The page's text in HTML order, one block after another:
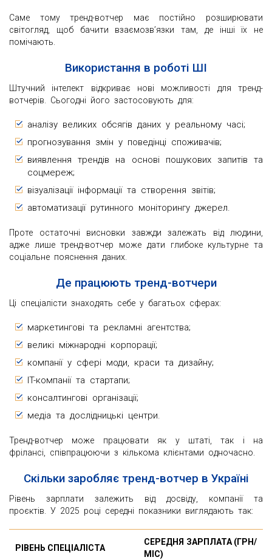
Саме тому тренд-вотчер має постійно розширювати
світогляд, щоб бачити взаємозв’язки там, де інші їх не
помічають.
Використання в роботі ШІ
Штучний інтелект відкриває нові можливості для тренд-
вотчерів. Сьогодні його застосовують для:
аналізу великих обсягів даних у реальному часі;
прогнозування змін у поведінці споживачів;
виявлення трендів на основі пошукових запитів та
соцмереж;
візуалізації інформації та створення звітів;
автоматизації рутинного моніторингу джерел.
Проте остаточні висновки завжди залежать від людини,
адже лише тренд-вотчер може дати глибоке культурне та
соціальне пояснення даних.
Де працюють тренд-вотчери
Ці спеціалісти знаходять себе у багатьох сферах:
маркетингові та рекламні агентства;
великі міжнародні корпорації;
компанії у сфері моди, краси та дизайну;
IT-компанії та стартапи;
консалтингові організації;
медіа та дослідницькі центри.
Тренд-вотчер може працювати як у штаті, так і на
фрілансі, співпрацюючи з кількома клієнтами одночасно.
Скільки заробляє тренд-вотчер в Україні
Рівень зарплати залежить від досвіду, компанії та
проєктів. У 2025 році середні показники виглядають так:
РІВЕНЬ СПЕЦІАЛІСТА
СЕРЕДНЯ ЗАРПЛАТА (ГРН/
МІС)